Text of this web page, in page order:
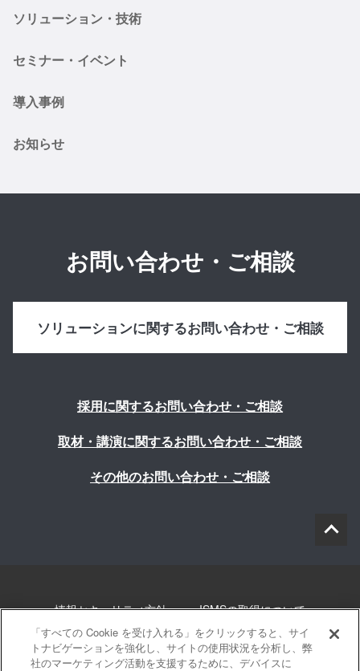
ソリューション・技術
セミナー・イベント
導入事例
お知らせ
お問い合わせ・ご相談
ソリューションに関するお問い合わせ・ご相談
採用に関するお問い合わせ・ご相談
取材・講演に関するお問い合わせ・ご相談
その他のお問い合わせ・ご相談
情報セキュリティ方針 ISMSの取得について
個人情報について 勧誘方針 このサイトについて
「すべての Cookie を受け入れる」をクリックすると、サイ
トナビゲーションを強化し、サイトの使用状況を分析し、弊
社のマーケティング活動を支援するために、デバイスに